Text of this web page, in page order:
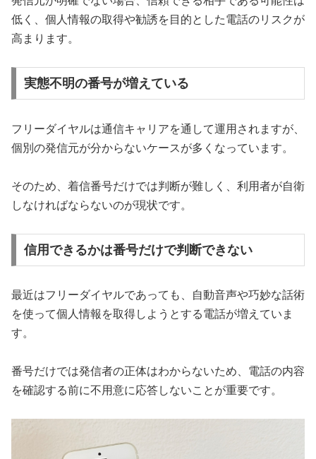
低く、個人情報の取得や勧誘を目的とした電話のリスクが
高まります。
実態不明の番号が増えている
フリーダイヤルは通信キャリアを通して運用されますが、
個別の発信元が分からないケースが多くなっています。
そのため、着信番号だけでは判断が難しく、利用者が自衛
しなければならないのが現状です。
信用できるかは番号だけで判断できない
最近はフリーダイヤルであっても、自動音声や巧妙な話術
を使って個人情報を取得しようとする電話が増えていま
す。
番号だけでは発信者の正体はわからないため、電話の内容
を確認する前に不用意に応答しないことが重要です。